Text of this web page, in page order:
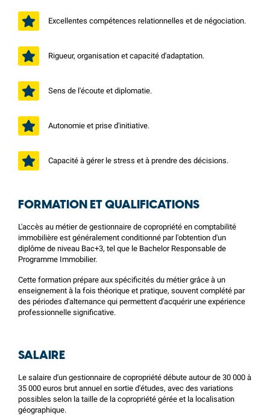
Excellentes compétences relationnelles et de négociation.
Rigueur, organisation et capacité d'adaptation.
Sens de l'écoute et diplomatie.
Autonomie et prise d'initiative.
Capacité à gérer le stress et à prendre des décisions.
FORMATION ET QUALIFICATIONS
L'accès au métier de gestionnaire de copropriété en comptabilité
immobilière est généralement conditionné par l'obtention d'un
diplôme de niveau Bac+3, tel que le Bachelor Responsable de
Programme Immobilier.
Cette formation prépare aux spécificités du métier grâce à un
enseignement à la fois théorique et pratique, souvent complété par
des périodes d'alternance qui permettent d'acquérir une expérience
professionnelle significative.
SALAIRE
Le salaire d'un gestionnaire de copropriété débute autour de 30 000 à
35 000 euros brut annuel en sortie d'études, avec des variations
possibles selon la taille de la copropriété gérée et la localisation
géographique.